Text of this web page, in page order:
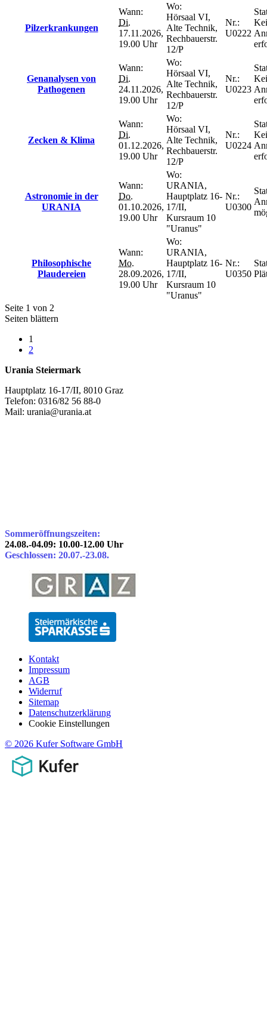
Pilzerkrankungen
Wann:
Di.
17.11.2026,
19.00 Uhr
Wo:
Hörsaal VI,
Alte Technik,
Rechbauerstr.
12/P
Nr.:
U0222
Genanalysen von
Pathogenen
Wann:
Di.
24.11.2026,
19.00 Uhr
Wo:
Hörsaal VI,
Alte Technik,
Rechbauerstr.
12/P
Nr.:
U0223
Zecken & Klima
Wann:
Di.
01.12.2026,
19.00 Uhr
Wo:
Hörsaal VI,
Alte Technik,
Rechbauerstr.
12/P
Nr.:
U0224
Astronomie in der
URANIA
Wann:
Do.
01.10.2026,
19.00 Uhr
Wo:
URANIA,
Hauptplatz 16-
17/II,
Kursraum 10
"Uranus"
Nr.:
U0300
Philosophische
Plaudereien
Wann:
Mo.
28.09.2026,
19.00 Uhr
Wo:
URANIA,
Hauptplatz 16-
17/II,
Kursraum 10
"Uranus"
Nr.:
U0350
Seite 1 von 2
Seiten blättern
1
2
Urania Steiermark
Hauptplatz 16-17/II, 8010 Graz
Telefon: 0316/82 56 88-0
Mail: urania@urania.at
Sommeröffnungszeiten:
24.08.-04.09: 10.00-12.00 Uhr
Geschlossen: 20.07.-23.08.
Kontakt
Impressum
AGB
Widerruf
Sitemap
Datenschutzerklärung
Cookie Einstellungen
© 2026 Kufer Software GmbH